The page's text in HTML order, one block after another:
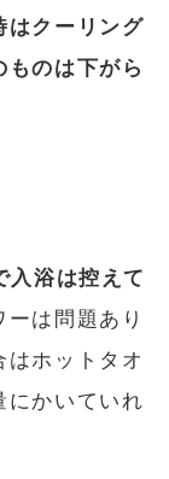
はクーリング
ものは下がら
浴は控えて
は問題あり
はホットタオ
にかいていれ